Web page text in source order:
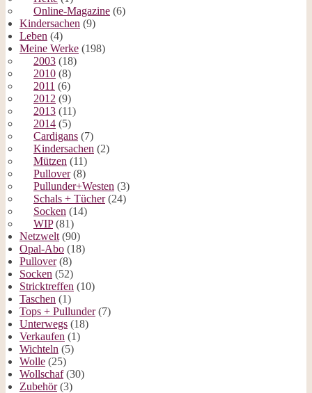
Online-Magazine (6)
Kindersachen (9)
Leben (4)
Meine Werke (198)
2003 (18)
2010 (8)
2011 (6)
2012 (9)
2013 (11)
2014 (5)
Cardigans (7)
Kindersachen (2)
Mützen (11)
Pullover(8)
Pullunder+Westen (3)
Schals + Tücher(24)
Socken (14)
WIP(81)
Netzwelt (90)
Opal-Abo (18)
Pullover(8)
Socken (52)
Stricktreffen (10)
Taschen (1)
Tops + Pullunder(7)
Unterwegs (18)
Verkaufen (1)
Wichteln (5)
Wolle (25)
Wollschaf(30)
Zubehör(3)